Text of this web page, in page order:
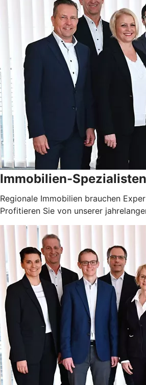
Immobilien-Spezialisten
Regionale Immobilien brauchen
Profitieren Sie von unserer